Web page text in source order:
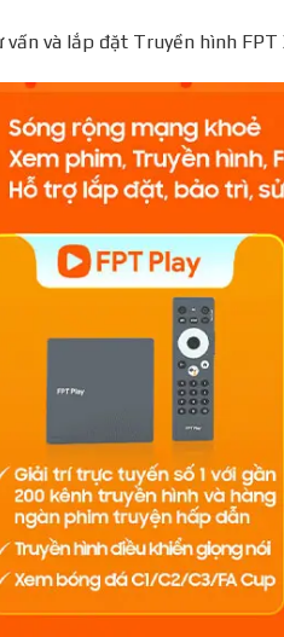
vấn và lắp đặt Truyền hình